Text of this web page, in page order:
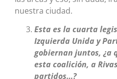
nuestra ciudad.
Esta es la cuarta
Izquierda Unida y
gobiernan juntos, ¿a
esta coalición, a
partidos…?